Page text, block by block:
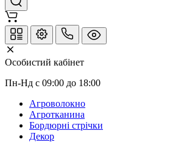
Особистий кабінет
Пн-Нд с 09:00 до 18:00
Агроволокно
Агротканина
Бордюрні стрічки
Декор